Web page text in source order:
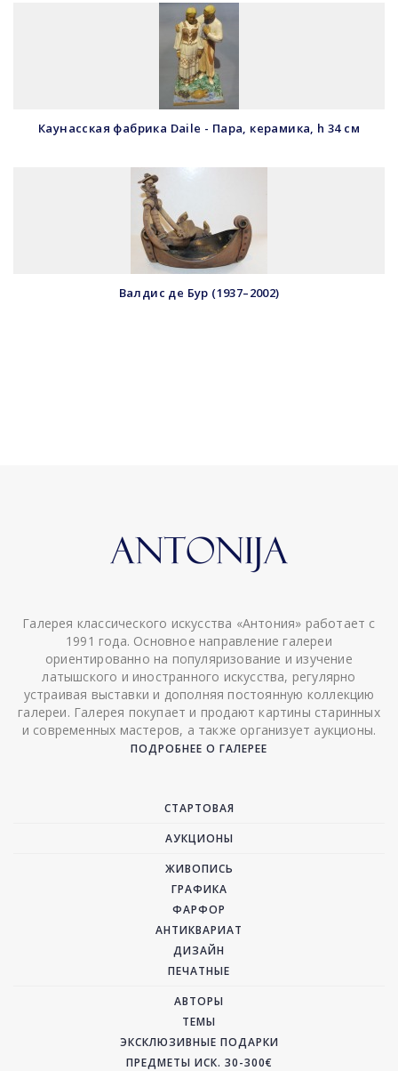
Каунасская фабрика Daile - Пара, керамика, h 34 см
Валдис де Бур (1937–2002)
Галерея классического искусства «Антония» работает с
1991 года. Основное направление галереи
ориентированно на популяризование и изучение
латышского и иностранного искусства, регулярно
устраивая выставки и дополняя постоянную коллекцию
галереи. Галерея покупает и продают картины старинных
и современных мастеров, а также организует аукционы.
ПОДРОБНЕЕ О ГАЛЕРЕЕ
СТАРТОВАЯ
АУКЦИОНЫ
ЖИВОПИСЬ
ГРАФИКА
ФАРФОР
АНТИКВАРИАТ
ДИЗАЙН
ПЕЧАТНЫЕ
АВТОРЫ
ТЕМЫ
ЭКСКЛЮЗИВНЫЕ ПОДАРКИ
ПРЕДМЕТЫ ИСК. 30-300€